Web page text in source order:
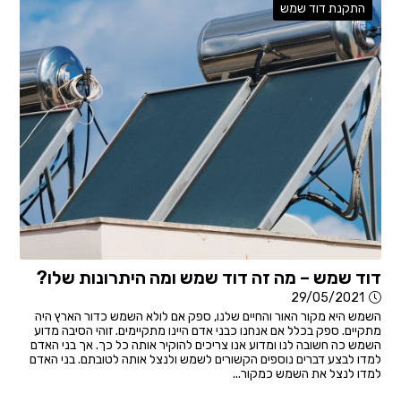
התקנת דוד שמש
דוד שמש – מה זה דוד שמש ומה היתרונות שלו?
29/05/2021
השמש היא מקור האור והחיים שלנו, ספק אם לולא השמש כדור הארץ היה
מתקיים. ספק בכלל אם אנחנו כבני אדם היינו מתקיימים. זוהי הסיבה מדוע
השמש כה חשובה לנו ומדוע אנו צריכים להוקיר אותה כל כך. אך בני האדם
למדו לבצע דברים נוספים הקשורים לשמש ולנצל אותה לטובתם. בני האדם
למדו לנצל את השמש כמקור...